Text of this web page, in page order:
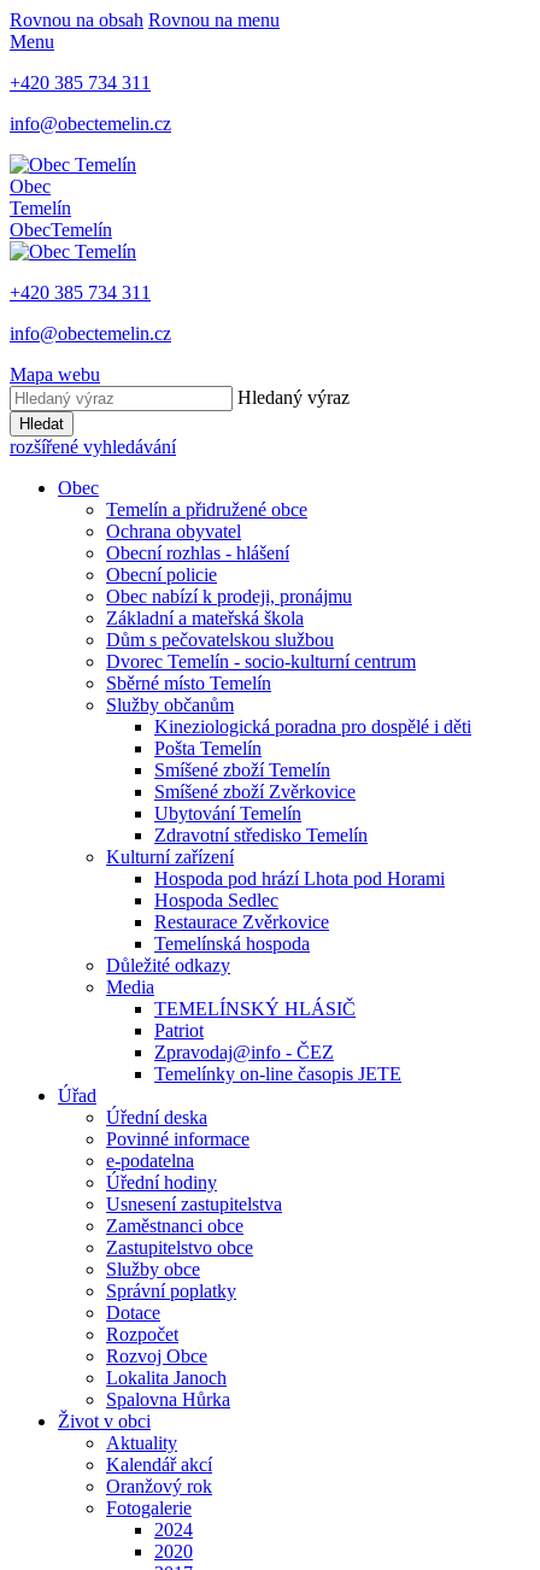
Rovnou na obsah Rovnou na menu
Menu
+420 385 734 311
info@obectemelin.cz
Obec
Temelín
ObecTemelín
+420 385 734 311
info@obectemelin.cz
Mapa webu
Hledaný výraz
Hledat
rozšířené vyhledávání
Obec
Temelín a přidružené obce
Ochrana obyvatel
Obecní rozhlas - hlášení
Obecní policie
Obec nabízí k prodeji, pronájmu
Základní a mateřská škola
Dům s pečovatelskou službou
Dvorec Temelín - socio-kulturní centrum
Sběrné místo Temelín
Služby občanům
Kineziologická poradna pro dospělé i děti
Pošta Temelín
Smíšené zboží Temelín
Smíšené zboží Zvěrkovice
Ubytování Temelín
Zdravotní středisko Temelín
Kulturní zařízení
Hospoda pod hrází Lhota pod Horami
Hospoda Sedlec
Restaurace Zvěrkovice
Temelínská hospoda
Důležité odkazy
Media
TEMELÍNSKÝ HLÁSIČ
Patriot
Zpravodaj@info - ČEZ
Temelínky on-line časopis JETE
Úřad
Úřední deska
Povinné informace
e-podatelna
Úřední hodiny
Usnesení zastupitelstva
Zaměstnanci obce
Zastupitelstvo obce
Služby obce
Správní poplatky
Dotace
Rozpočet
Rozvoj Obce
Lokalita Janoch
Spalovna Hůrka
Život v obci
Aktuality
Kalendář akcí
Oranžový rok
Fotogalerie
2024
2020